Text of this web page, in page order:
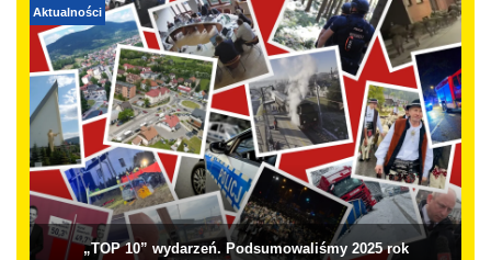
Aktualności
„TOP 10” wydarzeń. Podsumowaliśmy 2025 rok